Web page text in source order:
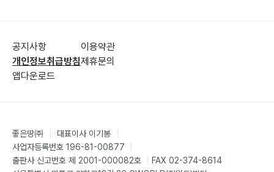
공지사항
개인정보취급방침
앱다운로드
이용약관
제휴문의
좋은땅㈜ 대표이사 이기봉
사업자등록번호 196-81-00877
출판사 신고번호 제 2001-000082호
FAX 02-374-8614